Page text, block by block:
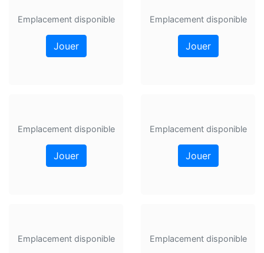
Emplacement disponible
Jouer
Emplacement disponible
Jouer
Emplacement disponible
Emplacement disponible
Jouer
Emplacement disponible
Jouer
Emplacement disponible